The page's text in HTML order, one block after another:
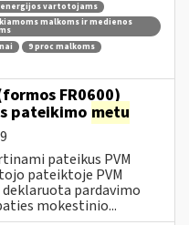
vartotojams
malkoms ir medienos
9 proc malkoms
FR0600)
pateikimo metu
pateikus PVM
pateiktoje PVM
pardavimo
mokestinio...